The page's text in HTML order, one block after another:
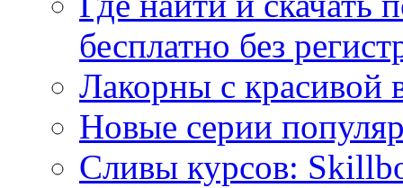
бесплатно без
Лакорны с красивой
Новые серии
Сливы курсов: